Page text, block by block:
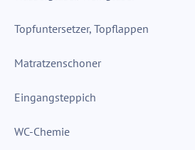
Topfuntersetzer, Topflappen
Matratzenschoner
Eingangsteppich
WC-Chemie